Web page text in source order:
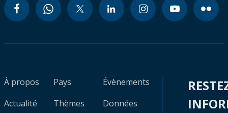
À propos
Actualité
Pays
Thèmes
Évènements
Données